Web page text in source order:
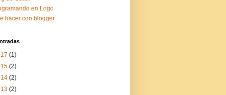
en Logo
hacer con blogger
(1)
(2)
(2)
(2)